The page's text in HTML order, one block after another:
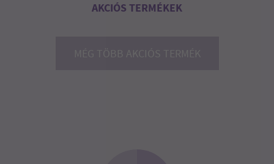
AKCIÓS TERMÉKEK
MÉG TÖBB AKCIÓS TERMÉK